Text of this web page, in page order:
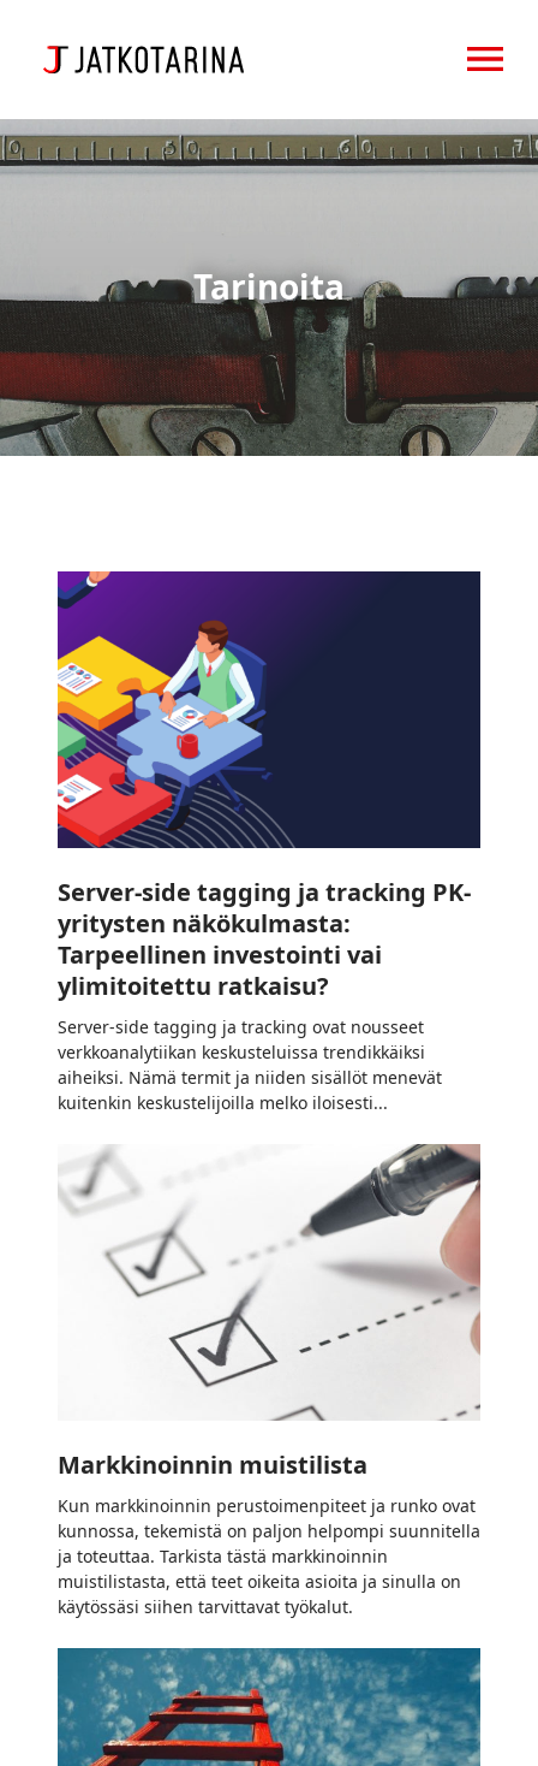
Tarinoita
Server-
side
tagging
ja
tracking
PK-
yritysten
näkökulmasta:
Tarpeellinen
investointi
ylimitoitettu
ratkaisu?
Server-side tagging ja tracking PK-
yritysten näkökulmasta:
Tarpeellinen investointi vai
ylimitoitettu ratkaisu?
Server-side tagging ja tracking ovat nousseet
verkkoanalytiikan keskusteluissa trendikkäiksi
aiheiksi. Nämä termit ja niiden sisällöt menevät
kuitenkin keskustelijoilla melko iloisesti...
Markkinoinnin
muistilista
Markkinoinnin muistilista
Kun markkinoinnin perustoimenpiteet ja runko ovat
kunnossa, tekemistä on paljon helpompi suunnitella
ja toteuttaa. Tarkista tästä markkinoinnin
muistilistasta, että teet oikeita asioita ja sinulla on
käytössäsi siihen tarvittavat työkalut.
Sisältömarkkinoinnilla
tehokkainta
myynnin
kasvua